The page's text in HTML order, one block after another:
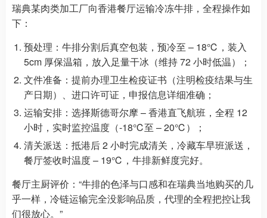
瑞典某肉类加工厂向香港餐厅运输冷冻牛排，全程操作如
下：
预处理：牛排分割后真空包装，预冷至 – 18℃，装入
5cm 厚保温箱，放入足量干冰（维持 72 小时低温）；
文件准备：提前办理卫生检疫证书（注明检疫结果与生
产日期）、进口许可证，申报信息详细准确；
运输安排：选择斯德哥尔摩 – 香港直飞航班，全程 12
小时，实时监控温度（-18℃至 – 20℃）；
清关派送：抵港后 2 小时完成清关，冷藏车早班派送，
餐厅签收时温度 – 19℃，牛排新鲜度完好。
餐厅主厨评价：“牛排的色泽与口感和在瑞典当地购买的几
乎一样，冷链运输完全没影响品质，代理的全程把控让我
们很放心。”